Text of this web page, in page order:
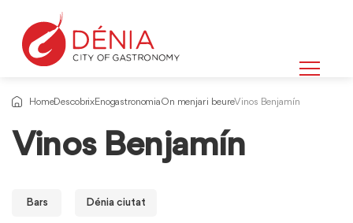
HomeDescobrixEnogastronomiaOn menjar i beureVinos Benjamín
Vinos Benjamín
Bars Dénia ciutat